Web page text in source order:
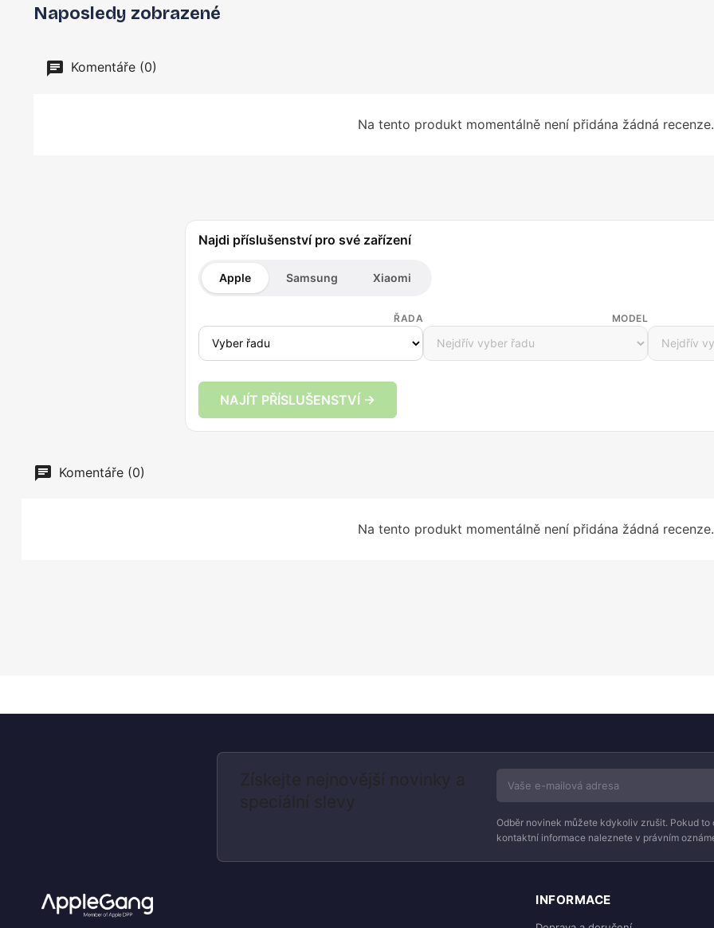
Naposledy zobrazené
Komentáře (0)
Na tento produkt momentálně není přidána žádná recenze.
Najdi příslušenství pro své zařízení
Apple Samsung Xiaomi
ŘADA MODEL
NAJÍT PŘÍSLUŠENSTVÍ →
Komentáře (0)
Na tento produkt momentálně není přidána žádná recenze.
Získejte nejnovější novinky a
speciální slevy
Odběr novinek můžete kdykoliv zrušit. Pokud to
kontaktní informace naleznete v právním
INFORMACE